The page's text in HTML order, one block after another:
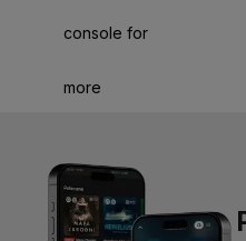
console for
more